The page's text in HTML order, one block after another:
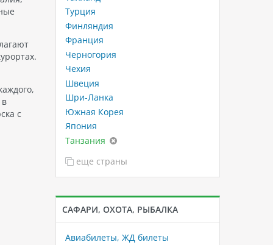
с
Турция
Финляндия
Франция
Черногория
Чехия
Швеция
Шри-Ланка
Южная Корея
Япония
Танзания
еще страны
САФАРИ, ОХОТА, РЫБАЛКА
Авиабилеты, ЖД билеты